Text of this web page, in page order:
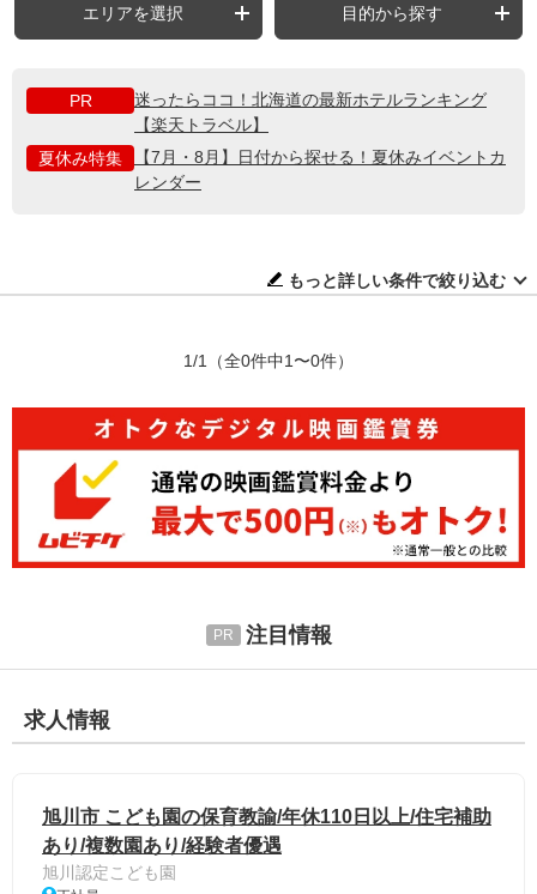
エリアを選択 目的から探す
PR
迷ったらココ！北海道の最新ホテルランキング
【楽天トラベル】
夏休み特集
【7月・8月】日付から探せる！夏休みイベントカ
レンダー
もっと詳しい条件で絞り込む
1/1 （全0件中1〜0件）
注目情報
求人情報
旭川市 こども園の保育教諭/年休110日以上/住宅補助
あり/複数園あり/経験者優遇
旭川認定こども園